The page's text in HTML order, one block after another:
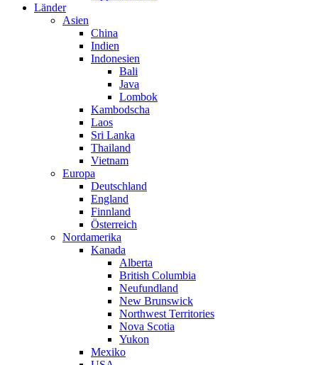
Länder
Asien
China
Indien
Indonesien
Bali
Java
Lombok
Kambodscha
Laos
Sri Lanka
Thailand
Vietnam
Europa
Deutschland
England
Finnland
Österreich
Nordamerika
Kanada
Alberta
British Columbia
Neufundland
New Brunswick
Northwest Territories
Nova Scotia
Yukon
Mexiko